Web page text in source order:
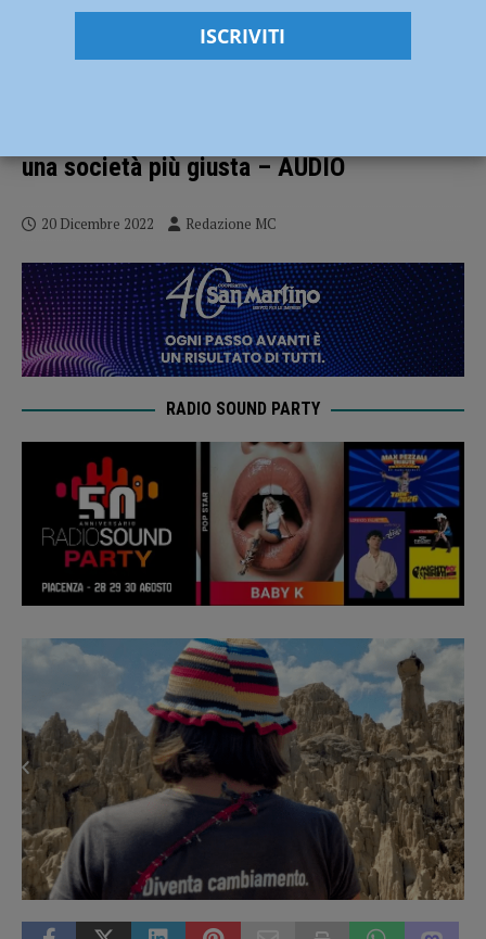
il Cambiamento per una società più giusta – AUDIO
Volontariato in Onda, l’Associazione
una società più giusta – AUDIO
20 Dicembre 2022 Redazione MC
RADIO SOUND PARTY